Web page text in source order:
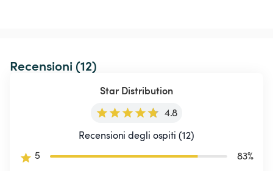
Recensioni (12)
Star Distribution
4.8
Recensioni degli ospiti (12)
5
83%